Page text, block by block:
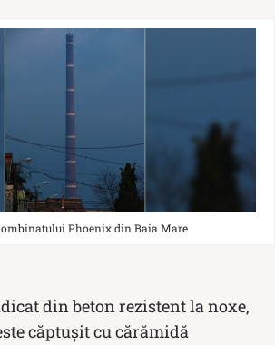
Phoenix din Baia Mare
din beton rezistent la noxe,
căptușit cu cărămidă